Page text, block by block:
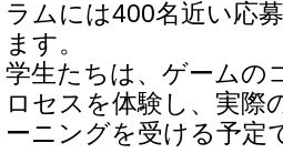
ラムには400名近い応
ます。
学生たちは、ゲームの
ロセスを体験し、実際
ーニングを受ける予定